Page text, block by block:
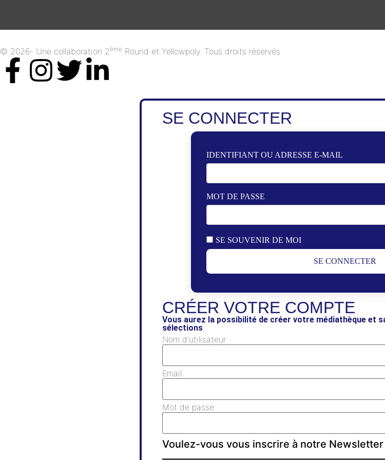
© 2026- Une collaboration 2ème Round et Yellowpoly. Tous droits réservés.
SE CONNECTER
IDENTIFIANT OU ADRESSE E-MAIL
MOT DE PASSE
SE SOUVENIR DE MOI
SE CONNECTER
CRÉER VOTRE COMPTE
Vous aurez la possibilité de créer votre médiathèque et
sélections
Nom d'utilisateur
Email
Mot de passe
Voulez-vous vous inscrire à notre